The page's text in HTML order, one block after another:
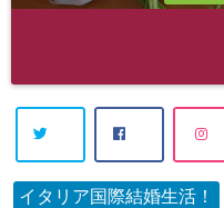
イタリア国際結婚生活！